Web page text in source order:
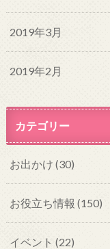
2019年3月
2019年2月
カテゴリー
お出かけ (30)
お役立ち情報 (150)
イベント (22)